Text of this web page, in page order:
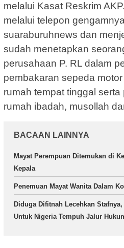
melalui Kasat Reskrim
melalui telepon
suaraburuhnews dan
sudah menetapkan
perusahaan P. RL dalam
pembakaran sepeda
rumah tempat tinggal
rumah ibadah, musollah
BACAAN LAINNYA
Mayat Perempuan Ditemukan di
Kepala
Penemuan Mayat Wanita Dalam
Diduga Difitnah Lecehkan
Untuk Nigeria Tempuh Jalur